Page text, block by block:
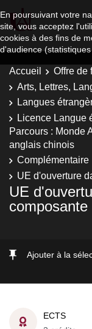
En poursuivant votre
site, vous acceptez
cookies à des fins de
d'audience (statistiques
Accueil Offre de
Arts, Lettres,
Langues
Licence Langue
Parcours : Monde
anglais chinois
Complémentaire
UE d'ouverture
UE
composante
Ajouter à la
ECTS